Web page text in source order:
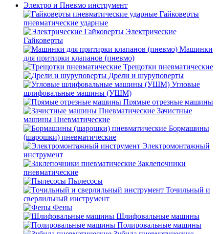
Электро и Пневмо инструмент
Гайковерты
пневматические ударные
Электрические
Гайковерты
Машинки
для притирки клапанов (пневмо)
Трещотки пневматические
Дрели и шуруповерты
Угловые
шлифовальные машины (УШМ)
Прямые отрезные машины
Зачистные
машины Пневматические
Бормашины
(шарошки) пневматические
Электромонтажный
инструмент
Заклепочники
пневматические
Пылесосы
Точильный и
сверлильный инструмент
Фены
Шлифовальные машины
Полировальные машины